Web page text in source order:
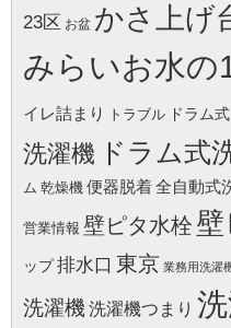
23区 お盆 かさ上げ
みらいお水の
イレ詰まり トラブル ドラム式
洗濯機 ドラム式
ム 乾燥機 便器脱着全自動式
営業情報 壁ピタ水栓
ップ排水口 東京 業務用洗濯
洗濯機 洗濯機つまり